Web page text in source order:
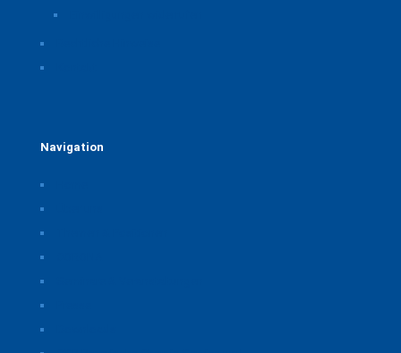
Navigation